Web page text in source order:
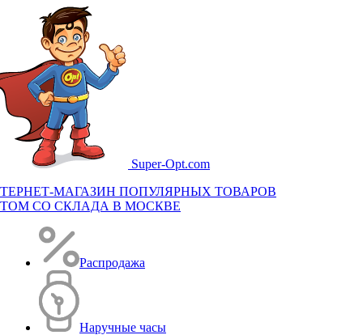
Super-Opt.com
МАГАЗИН ПОПУЛЯРНЫХ ТОВАРОВ
СО СКЛАДА В МОСКВЕ
Распродажа
Наручные часы